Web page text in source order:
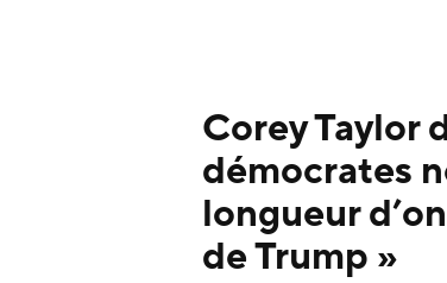
Corey Taylor
démocrates
longueur
de Trump »